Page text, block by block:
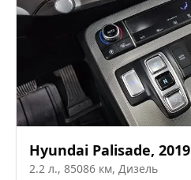
Hyundai Palisade, 2019
2.2 л., 85086 км, Дизель